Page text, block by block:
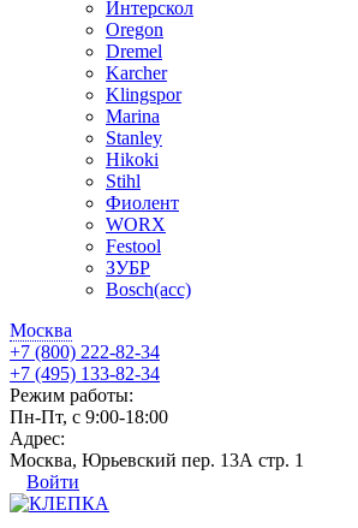
Интерскол
Oregon
Dremel
Karcher
Klingspor
Marina
Stanley
Hikoki
Stihl
Фиолент
WORX
Festool
ЗУБР
Bosch(acc)
Москва
+7 (800) 222-82-34
+7 (495) 133-82-34
Режим работы:
Пн-Пт, с 9:00-18:00
Адрес:
Москва, Юрьевский пер. 13А стр. 1
Войти